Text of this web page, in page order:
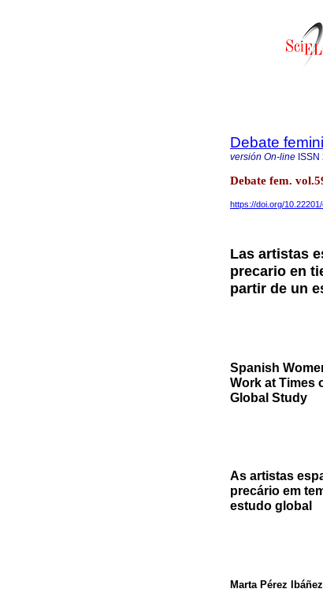
Debate
versión On-line ISSN
Debate fem.
https://doi.org/
Las artistas
precario en
partir de un
Spanish
Work at Times
Global Study
As artistas
precário em
estudo global
Marta Pérez Ibáñez